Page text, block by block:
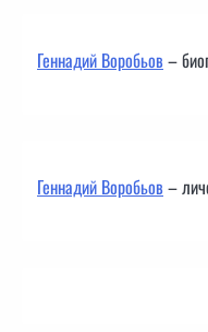
Геннадий Воробьов–
Геннадий Воробьов–